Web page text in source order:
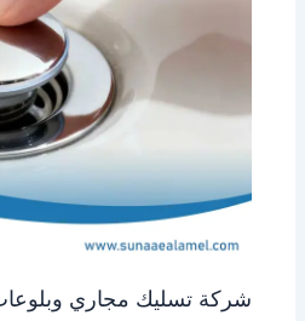
شركة تسليك مجاري